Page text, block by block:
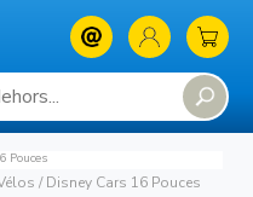
Pouces
/ Disney Cars 16 Pouces